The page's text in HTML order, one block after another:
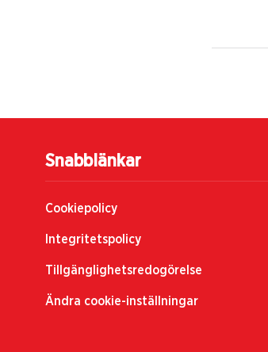
Snabblänkar
Cookiepolicy
Integritetspolicy
Tillgänglighetsredogörelse
Ändra cookie-inställningar